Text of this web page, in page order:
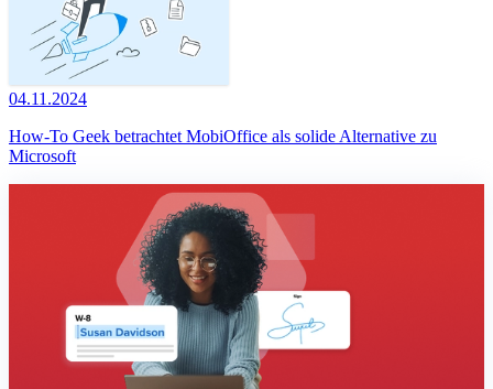
04.11.2024
How-To Geek betrachtet MobiOffice als solide Alternative zu
Microsoft